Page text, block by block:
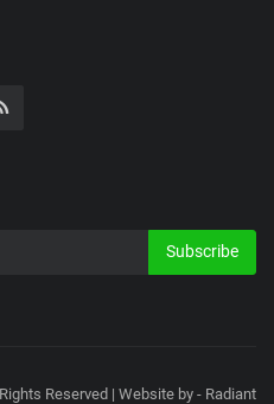
Subscribe
Reserved | Website by - Radiant